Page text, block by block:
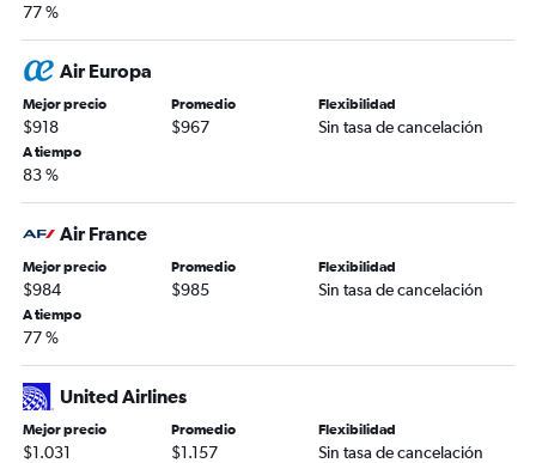
77 %
Air Europa
Mejor precio
$918
Promedio
$967
Flexibilidad
Sin tasa de cancelación
A tiempo
83 %
Air France
Mejor precio
$984
Promedio
$985
Flexibilidad
Sin tasa de cancelación
A tiempo
77 %
United Airlines
Mejor precio
$1.031
Promedio
$1.157
Flexibilidad
Sin tasa de cancelación